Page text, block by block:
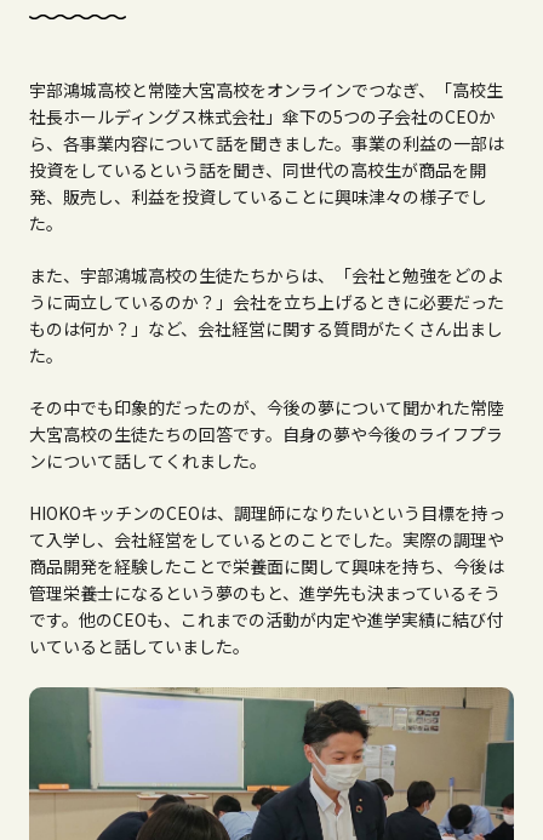
宇部鴻城高校と常陸大宮高校をオンラインでつなぎ、「高校生
社長ホールディングス株式会社」傘下の5つの子会社のCEOか
ら、各事業内容について話を聞きました。事業の利益の一部は
投資をしているという話を聞き、同世代の高校生が商品を開
発、販売し、利益を投資していることに興味津々の様子でし
た。
また、宇部鴻城高校の生徒たちからは、「会社と勉強をどのよ
うに両立しているのか？」会社を立ち上げるときに必要だった
ものは何か？」など、会社経営に関する質問がたくさん出まし
た。
その中でも印象的だったのが、今後の夢について聞かれた常陸
大宮高校の生徒たちの回答です。自身の夢や今後のライフプラ
ンについて話してくれました。
HIOKOキッチンのCEOは、調理師になりたいという目標を持っ
て入学し、会社経営をしているとのことでした。実際の調理や
商品開発を経験したことで栄養面に関して興味を持ち、今後は
管理栄養士になるという夢のもと、進学先も決まっているそう
です。他のCEOも、これまでの活動が内定や進学実績に結び付
いていると話していました。